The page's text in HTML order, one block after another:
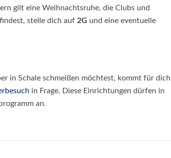
gilt eine Weihnachtsruhe, die Clubs und
stelle dich auf 2G und eine eventuelle
in Schale schmeißen möchtest, kommt für dich
in Frage. Diese Einrichtungen dürfen in
an.